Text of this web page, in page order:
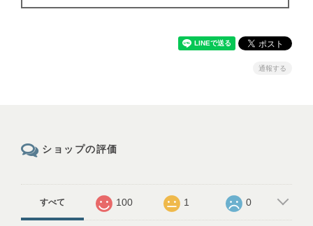
通報する
ショップの評価
すべて 100 1 0